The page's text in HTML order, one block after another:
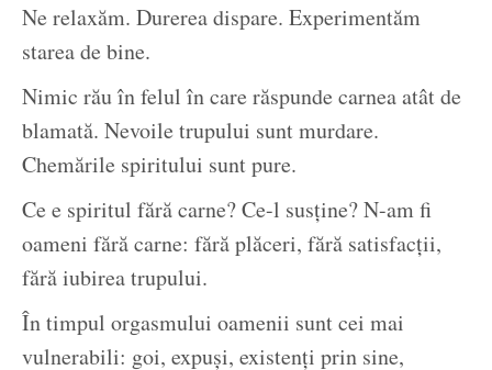
Ne relaxăm. Durerea dispare. Experimentăm
starea de bine.
Nimic rău în felul în care răspunde carnea atât de
blamată. Nevoile trupului sunt murdare.
Chemările spiritului sunt pure.
Ce e spiritul fără carne? Ce-l susține? N-am fi
oameni fără carne: fără plăceri, fără satisfacții,
fără iubirea trupului.
În timpul orgasmului oamenii sunt cei mai
vulnerabili: goi, expuși, existenți prin sine,